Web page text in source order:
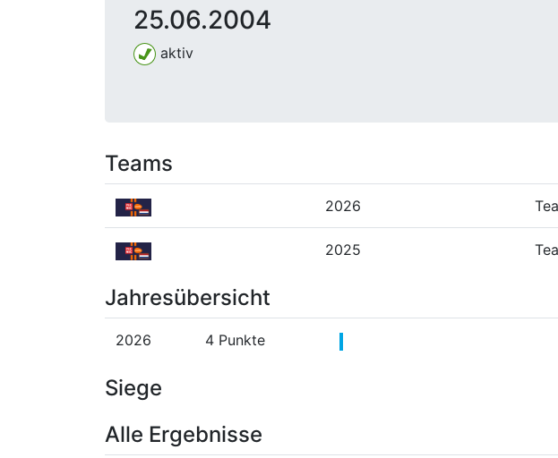
25.06.2004
aktiv
Teams
2026
2025
Jahresübersicht
2026 4 Punkte
Siege
Alle Ergebnisse